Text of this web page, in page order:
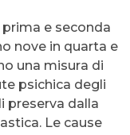
e seconda
nove in quarta e
una misura di
psichica degli
preserva dalla
Le cause